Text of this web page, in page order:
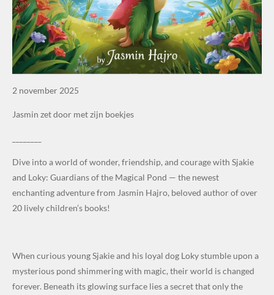
2 november 2025
Jasmin zet door met zijn boekjes
Dive into a world of wonder, friendship, and courage with Sjakie
and Loky: Guardians of the Magical Pond — the newest
enchanting adventure from Jasmin Hajro, beloved author of over
20 lively children’s books!
When curious young Sjakie and his loyal dog Loky stumble upon a
mysterious pond shimmering with magic, their world is changed
forever. Beneath its glowing surface lies a secret that only the